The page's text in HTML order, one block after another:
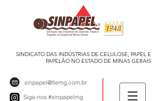
SINDICATO DAS INDÚSTRIAS DE CELULOSE, PAPEL E
PAPELÃO NO ESTADO DE MINAS GERAIS
sinpapel@fiemg.com.br
Siga-nos #sinpapelmg